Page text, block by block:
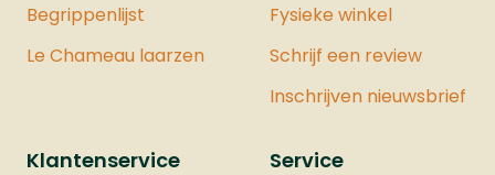
Begrippenlijst
Le Chameau laarzen
Fysieke winkel
Schrijf een review
Inschrijven nieuwsbrief
Klantenservice Service